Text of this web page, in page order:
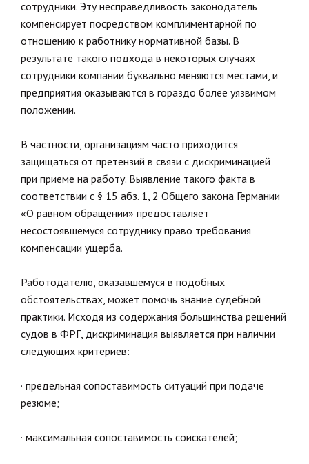
сотрудники. Эту несправедливость законодатель
компенсирует посредством комплиментарной по
отношению к работнику нормативной базы. В
результате такого подхода в некоторых случаях
сотрудники компании буквально меняются местами, и
предприятия оказываются в гораздо более уязвимом
положении.
В частности, организациям часто приходится
защищаться от претензий в связи с дискриминацией
при приеме на работу. Выявление такого факта в
соответствии с § 15 абз. 1, 2 Общего закона Германии
«О равном обращении» предоставляет
несостоявшемуся сотруднику право требования
компенсации ущерба.
Работодателю, оказавшемуся в подобных
обстоятельствах, может помочь знание судебной
практики. Исходя из содержания большинства решений
судов в ФРГ, дискриминация выявляется при наличии
следующих критериев:
· предельная сопоставимость ситуаций при подаче
резюме;
· максимальная сопоставимость соискателей;